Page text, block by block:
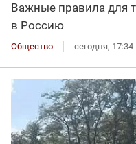
Важные правила для
в Россию
Общество сегодня, 17:34